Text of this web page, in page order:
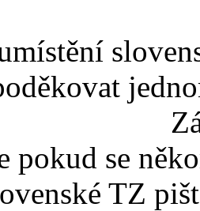
pokud se
TZ